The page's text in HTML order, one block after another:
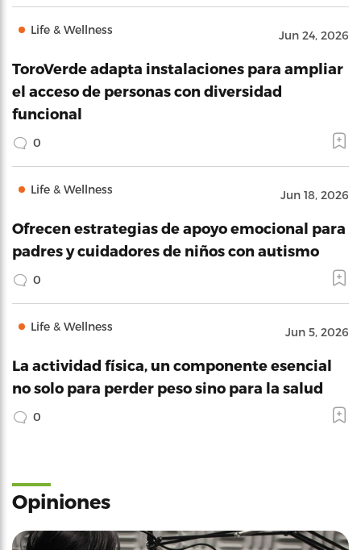
Life & Wellness Jun 24, 2026
ToroVerde adapta instalaciones para ampliar
el acceso de personas con diversidad
funcional
0
Life & Wellness Jun 18, 2026
Ofrecen estrategias de apoyo emocional para
padres y cuidadores de niños con autismo
0
Life & Wellness Jun 5, 2026
La actividad física, un componente esencial
no solo para perder peso sino para la salud
0
Opiniones